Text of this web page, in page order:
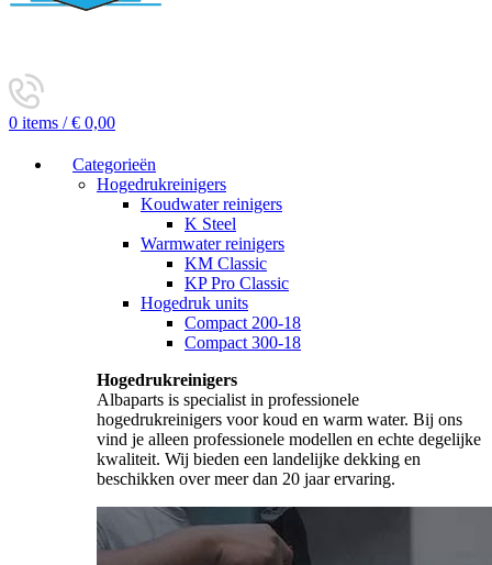
0 items / € 0,00
Categorieën
Hogedrukreinigers
Koudwater reinigers
K Steel
Warmwater reinigers
KM Classic
KP Pro Classic
Hogedruk units
Compact 200-18
Compact 300-18
Hogedrukreinigers
Albaparts is specialist in professionele
hogedrukreinigers voor koud en warm water. Bij ons
vind je alleen professionele modellen en echte degelijke
kwaliteit. Wij bieden een landelijke dekking en
beschikken over meer dan 20 jaar ervaring.